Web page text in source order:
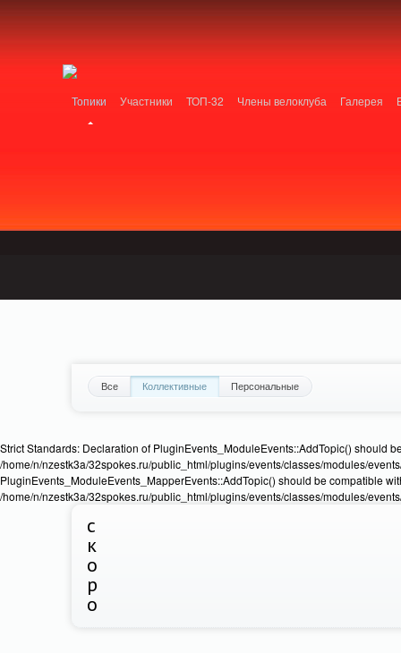
Топики Участники ТОП-32 Члены велоклуба Галерея
Все Коллективные Персональные
Strict Standards: Declaration of PluginEvents_ModuleEvents::AddTopic() should
/home/n/nzestk3a/32spokes.ru/public_html/plugins/events/classes/modules/
PluginEvents_ModuleEvents_MapperEvents::AddTopic() should be compatible
/home/n/nzestk3a/32spokes.ru/public_html/plugins/events/classes/modules/
с
к
о
р
о